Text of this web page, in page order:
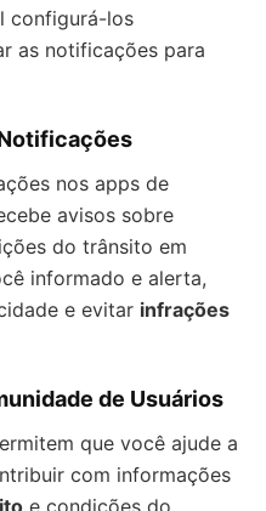
configurá-los
as notificações para
nos apps de
avisos sobre
do trânsito em
informado e alerta,
e evitar infrações
de Usuários
que você ajude a
com informações
e condições do